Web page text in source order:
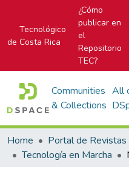
Tecnológico
de Costa Rica
¿Cómo
publicar en
el
Repositorio
TEC?
Communities
& Collections
All
Home
Tecnología en Marcha